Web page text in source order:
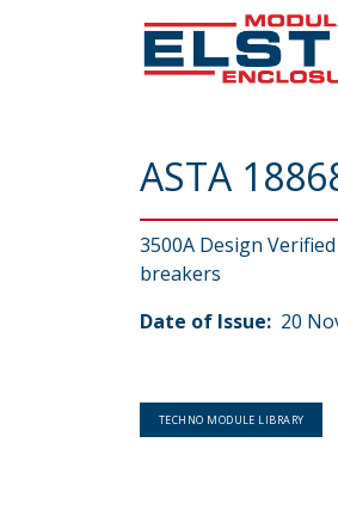
ASTA
3500A Design
breakers
Date of Issue: 20
TECHNO MODULE LIBRARY